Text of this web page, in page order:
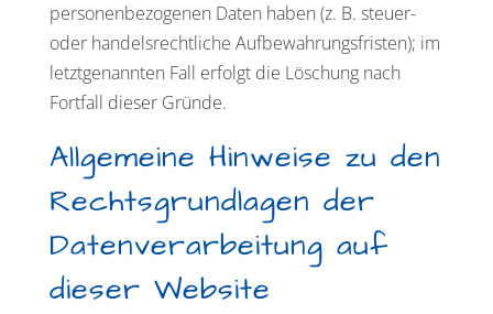
personenbezogenen Daten haben (z. B. steuer-
oder handelsrechtliche Aufbewahrungsfristen); im
letztgenannten Fall erfolgt die Löschung nach
Fortfall dieser Gründe.
Allgemeine Hinweise zu den
Rechtsgrundlagen der
Datenverarbeitung auf
dieser Website